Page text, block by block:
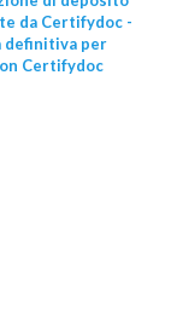
da Certifydoc -
definitiva per
Certifydoc